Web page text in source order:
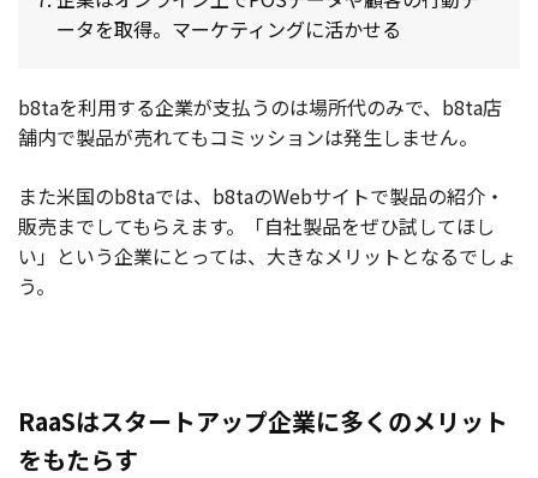
ータを取得。マーケティングに活かせる
b8taを利用する企業が支払うのは場所代のみで、b8ta店
舗内で製品が売れてもコミッションは発生しません。
また米国のb8taでは、b8taのWebサイトで製品の紹介・
販売までしてもらえます。「自社製品をぜひ試してほし
い」という企業にとっては、大きなメリットとなるでしょ
う。
RaaSはスタートアップ企業に多くのメリット
をもたらす